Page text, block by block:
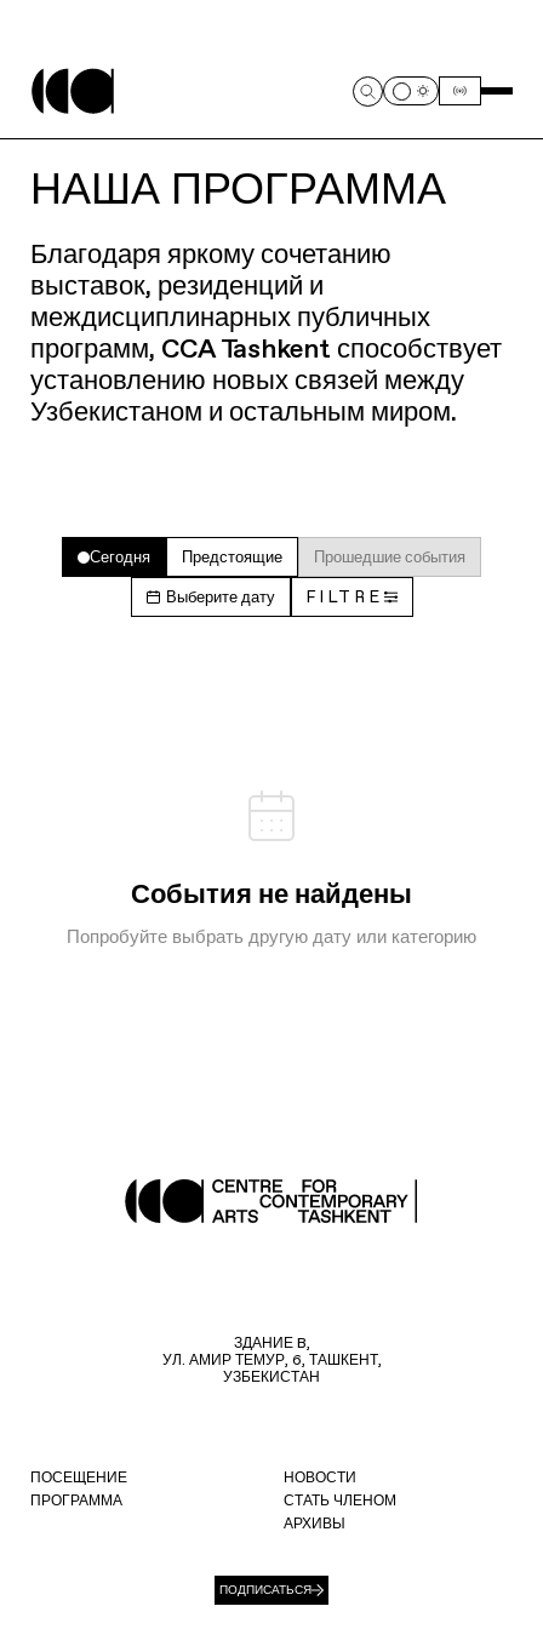
НАША ПРОГРАММА
Благодаря яркому сочетанию
выставок, резиденций и
междисциплинарных публичных
программ, CCA Tashkent способствует
установлению новых связей между
Узбекистаном и остальным миром.
Сегодня Предстоящие Прошедшие события
Выберите дату FILTRE
События не найдены
Попробуйте выбрать другую дату или категорию
ЗДАНИЕ B,
УЛ. АМИР ТЕМУР, 6, ТАШКЕНТ,
УЗБЕКИСТАН
ПОСЕЩЕНИЕ
ПРОГРАММА
НОВОСТИ
СТАТЬ ЧЛЕНОМ
АРХИВЫ
ПОДПИСАТЬСЯ